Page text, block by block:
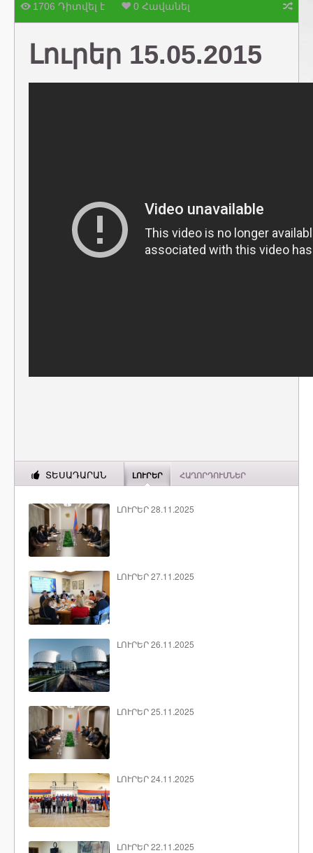
1706 Դիտվել է 0 Հավանել
Լուրեր 15.05.2015
ՏԵՍԱԴԱՐԱՆ ԼՈՒՐԵՐ ՀԱՂՈՐԴՈՒՄՆԵՐ
ԼՈՒՐԵՐ 28.11.2025
ԼՈՒՐԵՐ 27.11.2025
ԼՈՒՐԵՐ 26.11.2025
ԼՈՒՐԵՐ 25.11.2025
ԼՈՒՐԵՐ 24.11.2025
ԼՈՒՐԵՐ 22.11.2025